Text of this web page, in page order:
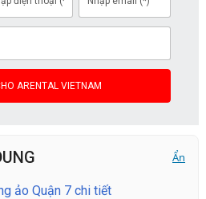
Ẩn
ảo Quận 7 chi tiết